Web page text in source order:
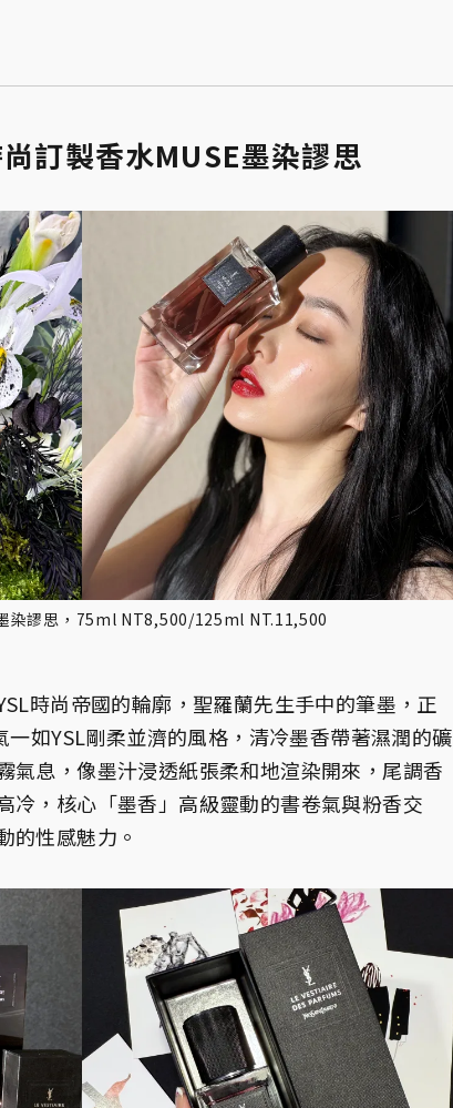
訂製香水MUSE墨染謬思
染謬思，75ml NT8,500/125ml NT.11,500
時尚帝國的輪廓，聖羅蘭先生手中的筆墨，正
如YSL剛柔並濟的風格，清冷墨香帶著濕潤的礦
氣息，像墨汁浸透紙張柔和地渲染開來，尾調香
冷，核心「墨香」高級靈動的書卷氣與粉香交
的性感魅力。